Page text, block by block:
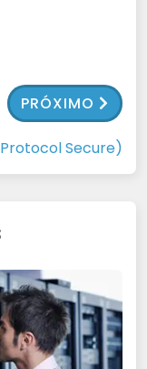
PRÓXIMO
Secure)